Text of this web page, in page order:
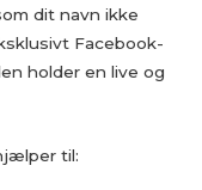
dit navn ikke
Facebook-
holder en live og
til: